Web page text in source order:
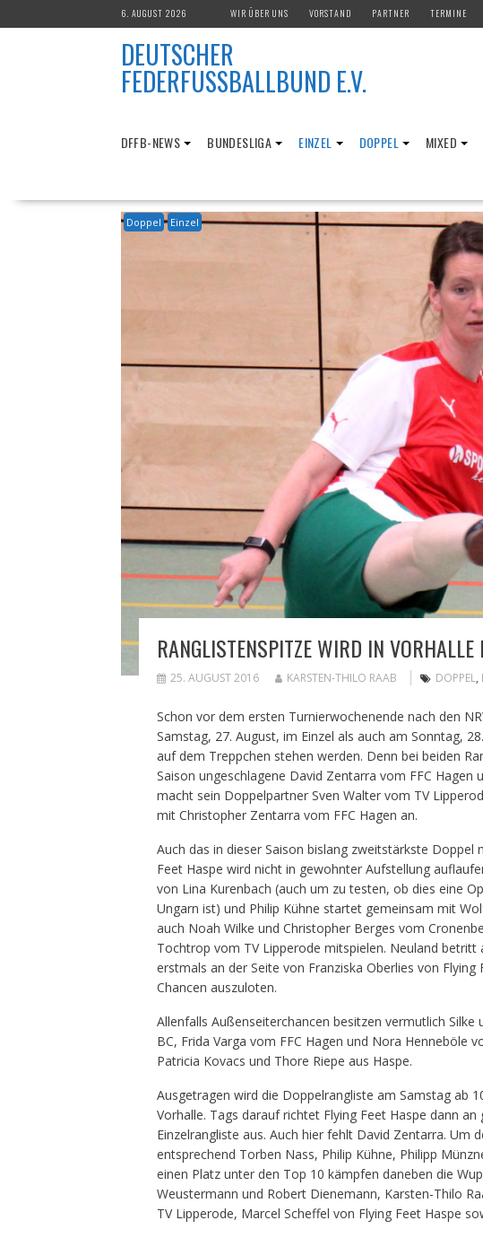
to
6. AUGUST 2026 WIR ÜBER UNS VORSTAND PARTNER TERMINE
DEUTSCHER
FEDERFUSSBALLBUND E.V.
DFFB-NEWS BUNDESLIGA EINZEL DOPPEL MIXED
Doppel Einzel
RANGLISTENSPITZE WIRD IN VORHALLE
25. AUGUST 2016 KARSTEN-THILO RAAB DOPPEL,
Schon vor dem ersten Turnierwochenende nach den
Samstag, 27. August, im Einzel als auch am Sonntag,
auf dem Treppchen stehen werden. Denn bei beiden
Saison ungeschlagene David Zentarra vom FFC Hagen
macht sein Doppelpartner Sven Walter vom TV
mit Christopher Zentarra vom FFC Hagen an.
Auch das in dieser Saison bislang zweitstärkste Doppel
Feet Haspe wird nicht in gewohnter Aufstellung
von Lina Kurenbach (auch um zu testen, ob dies eine
Ungarn ist) und Philip Kühne startet gemeinsam mit
auch Noah Wilke und Christopher Berges vom
Tochtrop vom TV Lipperode mitspielen. Neuland
erstmals an der Seite von Franziska Oberlies von
Chancen auszuloten.
Allenfalls Außenseiterchancen besitzen vermutlich
BC, Frida Varga vom FFC Hagen und Nora Henneböle
Patricia Kovacs und Thore Riepe aus Haspe.
Ausgetragen wird die Doppelrangliste am Samstag ab
Vorhalle. Tags darauf richtet Flying Feet Haspe dann
Einzelrangliste aus. Auch hier fehlt David Zentarra. Um
entsprechend Torben Nass, Philip Kühne, Philipp
einen Platz unter den Top 10 kämpfen daneben die
Weustermann und Robert Dienemann, Karsten-Thilo
TV Lipperode, Marcel Scheffel von Flying Feet Haspe